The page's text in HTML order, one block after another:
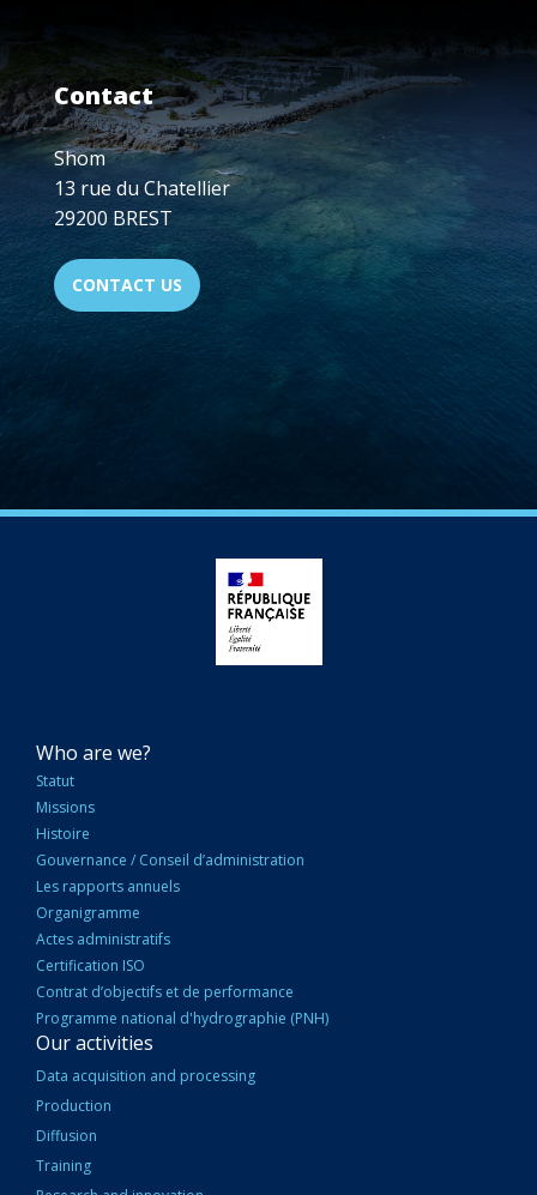
Contact
Shom
13 rue du Chatellier
29200 BREST
CONTACT US
NAVIGATION
PRINCIPALE
Who are we?
Statut
Missions
Histoire
Gouvernance / Conseil d’administration
Les rapports annuels
Organigramme
Actes administratifs
Certification ISO
Contrat d’objectifs et de performance
Programme national d'hydrographie (PNH)
Our activities
Data acquisition and processing
Production
Diffusion
Training